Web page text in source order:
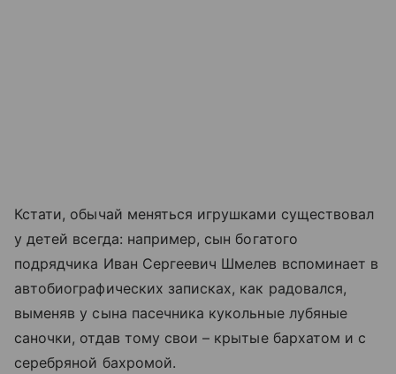
Кстати, обычай меняться игрушками существовал
у детей всегда: например, сын богатого
подрядчика Иван Сергеевич Шмелев вспоминает в
автобиографических записках, как радовался,
выменяв у сына пасечника кукольные лубяные
саночки, отдав тому свои – крытые бархатом и с
серебряной бахромой.